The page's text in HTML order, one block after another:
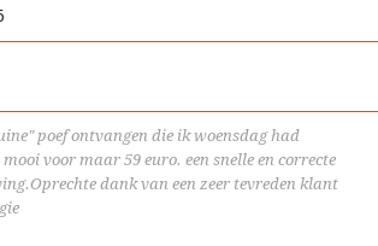
poef ontvangen die ik woensdag had
voor maar 59 euro. een snelle en correcte
dank van een zeer tevreden klant